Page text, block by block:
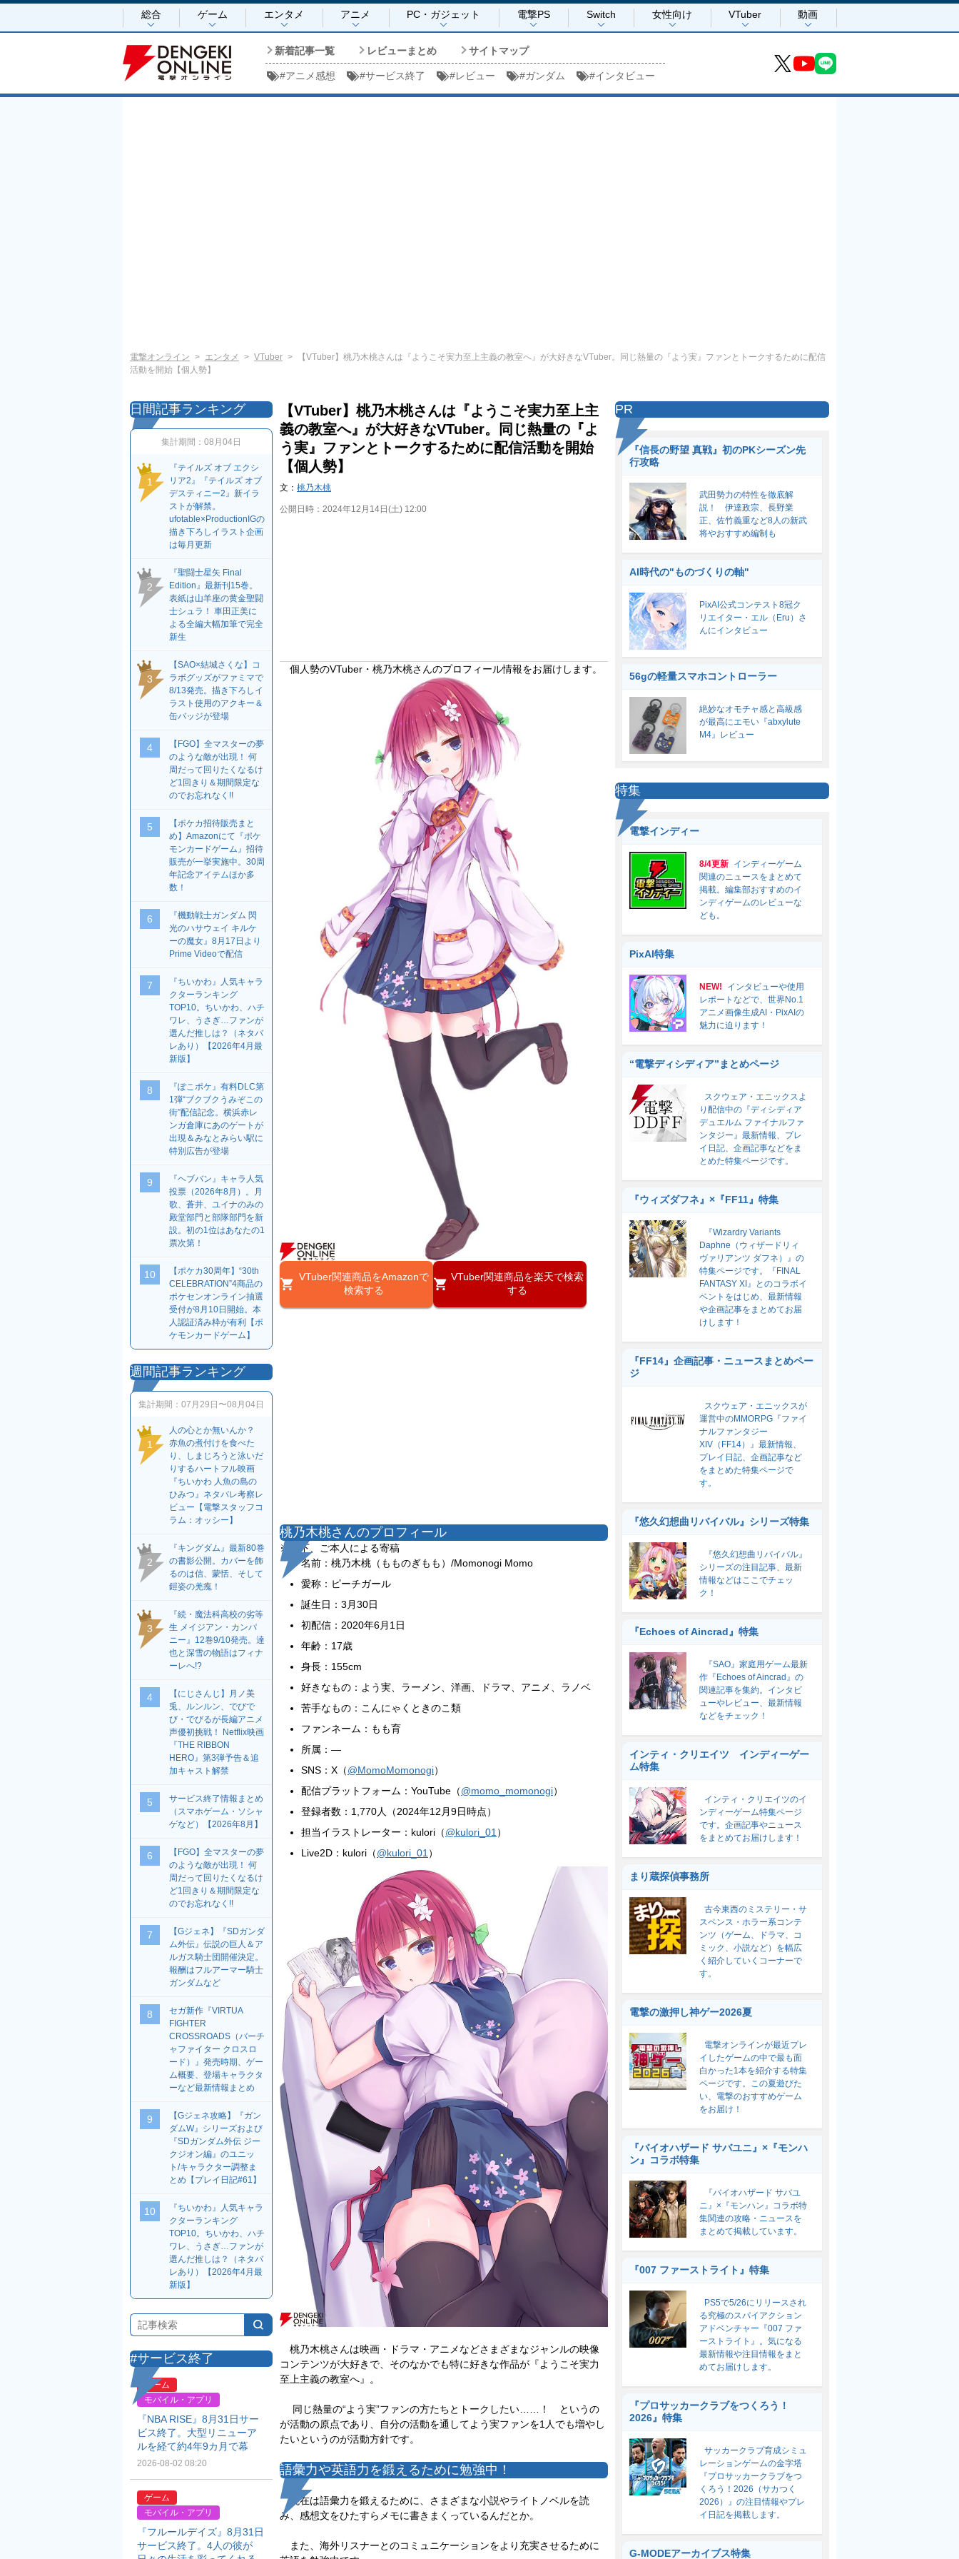
総合 ゲーム エンタメ アニメ PC・ガジェット 電撃PS Switch 女性向け VTuber 動画
新着記事一覧 レビューまとめ サイトマップ
#アニメ感想 #サービス終了 #レビュー #ガンダム #インタビュー
電撃オンライン エンタメ VTuber
【VTuber】桃乃木桃さんは『ようこそ実力至上主義の教室へ』が大好きなVTuber。同じ熱量の『よう実』ファンとトークするために配信
活動を開始【個人勢】
【VTuber】桃乃木桃さんは『ようこそ実力至上主
義の教室へ』が大好きなVTuber。同じ熱量の『よ
う実』ファンとトークするために配信活動を開始
【個人勢】
文： 桃乃木桃
公開日時： 2024年12月14日(土) 12:00
個人勢のVTuber・桃乃木桃さんのプロフィール情報をお届けします。
VTuber関連商品をAmazonで
検索する
VTuber関連商品を楽天で検索
する
桃乃木桃さんのプロフィール
※以下、ご本人による寄稿
名前：桃乃木桃（もものぎもも）/Momonogi Momo
愛称：ピーチガール
誕生日：3月30日
初配信：2020年6月1日
年齢：17歳
身長：155cm
好きなもの：よう実、ラーメン、洋画、ドラマ、アニメ、ラノベ
苦手なもの：こんにゃくときのこ類
ファンネーム：もも育
所属：―
SNS：X（@MomoMomonogi）
配信プラットフォーム：YouTube（@momo_momonogi）
登録者数：1,770人（2024年12月9日時点）
担当イラストレーター：kulori（@kulori_01 ）
Live2D：kulori（@kulori_01 ）
桃乃木桃さんは映画・ドラマ・アニメなどさまざまなジャンルの映像
コンテンツが大好きで、そのなかでも特に好きな作品が『ようこそ実力
至上主義の教室へ』。
同じ熱量の“よう実”ファンの方たちとトークしたい……！ というの
が活動の原点であり、自分の活動を通してよう実ファンを1人でも増やし
たいというのが活動方針です。
語彙力や英語力を鍛えるために勉強中！
現在は語彙力を鍛えるために、さまざまな小説やライトノベルを読
み、感想文をひたすらメモに書きまくっているんだとか。
また、海外リスナーとのコミュニケーションをより充実させるために
日間記事ランキング
集計期間： 08月04日
1
『テイルズ オブ エクシ
リア2』『テイルズ オブ
デスティニー2』新イラ
ストが解禁。
ufotable×ProductionIGの
描き下ろしイラスト企画
は毎月更新
2
『聖闘士星矢 Final
Edition』最新刊15巻。
表紙は山羊座の黄金聖闘
士シュラ！ 車田正美に
よる全編大幅加筆で完全
新生
3
【SAO×結城さくな】コ
ラボグッズがファミマで
8/13発売。描き下ろしイ
ラスト使用のアクキー＆
缶バッジが登場
4
【FGO】全マスターの夢
のような敵が出現！ 何
周だって回りたくなるけ
ど1回きり＆期間限定な
のでお忘れなく!!
5
【ポケカ招待販売まと
め】Amazonにて『ポケ
モンカードゲーム』招待
販売が一挙実施中。30周
年記念アイテムほか多
数！
6
『機動戦士ガンダム 閃
光のハサウェイ キルケ
ーの魔女』8月17日より
Prime Videoで配信
7
『ちいかわ』人気キャラ
クターランキング
TOP10。ちいかわ、ハチ
ワレ、うさぎ…ファンが
選んだ推しは？（ネタバ
レあり）【2026年4月最
新版】
8
『ぽこポケ』有料DLC第
1弾“ブクブクうみぞこの
街”配信記念。横浜赤レ
ンガ倉庫にあのゲートが
出現＆みなとみらい駅に
特別広告が登場
9
『ヘブバン』キャラ人気
投票（2026年8月）。月
歌、蒼井、ユイナのみの
殿堂部門と部隊部門を新
設。初の1位はあなたの1
票次第！
10
【ポケカ30周年】“30th
CELEBRATION”4商品の
ポケセンオンライン抽選
受付が8月10日開始。本
人認証済み枠が有利【ポ
ケモンカードゲーム】
週間記事ランキング
集計期間： 07月29日〜08月04日
1
人の心とか無いんか？
赤魚の煮付けを食べた
り、しまじろうと泳いだ
りするハートフル映画
『ちいかわ 人魚の島の
ひみつ』ネタバレ考察レ
ビュー【電撃スタッフコ
ラム：オッシー】
2
『キングダム』最新80巻
の書影公開。カバーを飾
るのは信、蒙恬、そして
鎧姿の羌瘣！
3
『続・魔法科高校の劣等
生 メイジアン・カンパ
ニー』12巻9/10発売。達
也と深雪の物語はフィナ
ーレへ!?
4
【にじさんじ】月ノ美
兎、ルンルン、でびで
び・でびるが長編アニメ
声優初挑戦！ Netflix映画
『THE RIBBON
HERO』第3弾予告＆追
加キャスト解禁
5
サービス終了情報まとめ
（スマホゲーム・ソシャ
ゲなど）【2026年8月】
6
【FGO】全マスターの夢
のような敵が出現！ 何
周だって回りたくなるけ
ど1回きり＆期間限定な
のでお忘れなく!!
7
【Gジェネ】『SDガンダ
ム外伝』伝説の巨人＆ア
ルガス騎士団開催決定。
報酬はフルアーマー騎士
ガンダムなど
8
セガ新作『VIRTUA
FIGHTER
CROSSROADS（バーチ
ャファイター クロスロ
ード）』発売時期、ゲー
ム概要、登場キャラクタ
ーなど最新情報まとめ
9
【Gジェネ攻略】『ガン
ダムW』シリーズおよび
『SDガンダム外伝 ジー
クジオン編』のユニッ
ト/キャラクター調整ま
とめ【プレイ日記#61】
10
『ちいかわ』人気キャラ
クターランキング
TOP10。ちいかわ、ハチ
ワレ、うさぎ…ファンが
選んだ推しは？（ネタバ
レあり）【2026年4月最
新版】
#サービス終了
ゲーム
モバイル・アプリ
『NBA RISE』8月31日サー
ビス終了。大型リニューア
ルを経て約4年9カ月で幕
2026-08-02 08:20
ゲーム
モバイル・アプリ
『フルールデイズ』8月31日
サービス終了。4人の彼が
PR
『信長の野望 真戦』初のPKシーズン先
行攻略
武田勢力の特性を徹底解
説！ 伊達政宗、長野業
正、佐竹義重など8人の新武
将やおすすめ編制も
AI時代の"ものづくりの軸"
PixAI公式コンテスト8冠ク
リエイター・エル（Eru）さ
んにインタビュー
56gの軽量スマホコントローラー
絶妙なオモチャ感と高級感
が最高にエモい『abxylute
M4』レビュー
特集
電撃インディー
8/4更新 インディーゲーム
関連のニュースをまとめて
掲載。編集部おすすめのイ
ンディゲームのレビューな
ども。
PixAI特集
NEW!
インタビューや使用
レポートなどで、世界No.1
アニメ画像生成AI・PixAIの
魅力に迫ります！
“電撃ディシディア”まとめページ
スクウェア・エニックスよ
り配信中の『ディシディア
デュエルム ファイナルファ
ンタジー』最新情報、プレ
イ日記、企画記事などをま
とめた特集ページです。
『ウィズダフネ』×『FF11』特集
『Wizardry Variants
Daphne（ウィザードリィ
ヴァリアンツ ダフネ）』の
特集ページです。『FINAL
FANTASY XI』とのコラボイ
ベントをはじめ、最新情報
や企画記事をまとめてお届
けします！
『FF14』企画記事・ニュースまとめペー
ジ
スクウェア・エニックスが
運営中のMMORPG『ファイ
ナルファンタジー
XIV（FF14）』最新情報、
プレイ日記、企画記事など
をまとめた特集ページで
す。
『悠久幻想曲リバイバル』シリーズ特集
『悠久幻想曲リバイバル』
シリーズの注目記事、最新
情報などはここでチェッ
ク！
『Echoes of Aincrad』特集
『SAO』家庭用ゲーム最新
作『Echoes of Aincrad』の
関連記事を集約。インタビ
ューやレビュー、最新情報
などをチェック！
インティ・クリエイツ インディーゲー
ム特集
インティ・クリエイツのイ
ンディーゲーム特集ページ
です。企画記事やニュース
をまとめてお届けします！
まり蔵探偵事務所
古今東西のミステリー・サ
スペンス・ホラー系コンテ
ンツ（ゲーム、ドラマ、コ
ミック、小説など）を幅広
く紹介していくコーナーで
す。
電撃の激押し神ゲー2026夏
電撃オンラインが最近プレ
イしたゲームの中で最も面
白かった1本を紹介する特集
ページです。この夏遊びた
い、電撃のおすすめゲーム
をお届け！
『バイオハザード サバユニ』×『モンハ
ン』コラボ特集
『バイオハザード サバユ
ニ』×『モンハン』コラボ特
集関連の攻略・ニュースを
まとめて掲載しています。
『007 ファーストライト』特集
PS5で5/26にリリースされ
る究極のスパイアクション
アドベンチャー『007 ファ
ーストライト』。気になる
最新情報や注目情報をまと
めてお届けします。
『プロサッカークラブをつくろう！
2026』特集
サッカークラブ育成シミュ
レーションゲームの金字塔
『プロサッカークラブをつ
くろう！2026（サカつく
2026）』の注目情報やプレ
イ日記を掲載します。
G-MODEアーカイブス特集